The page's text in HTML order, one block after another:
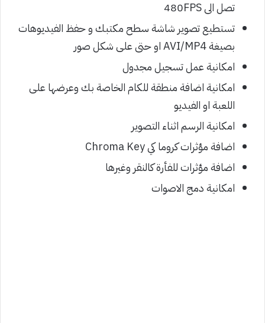
تصل الى 480FPS
تستطيع تصوير شاشة سطح مكتبك و حفظ الفيديوهات
بصيغة AVI/MP4 او حتى على شكل صور
امكانية عمل تسجيل مجدول
امكانية اضافة منطقة للكام الخاصة بك وعرضها على
اللعبة او الفيديو
امكانية الرسم اثناء التصوير
اضافة مؤثرات كروما كي Chroma Key
اضافة مؤثرات للفأرة كالنقر وغيرها
امكانية دمج الاصوات